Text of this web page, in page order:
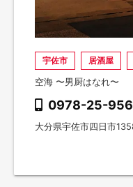
宇佐市 居酒屋
空海 〜男厨はなれ〜
0978-25-
大分県宇佐市四日市